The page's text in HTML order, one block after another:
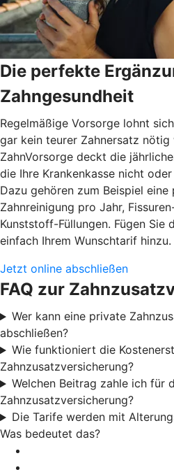
Die perfekte
Zahngesundheit
Regelmäßige Vorsorge lohnt
gar kein teurer Zahnersatz nötig
ZahnVorsorge deckt die
die Ihre Krankenkasse nicht
Dazu gehören zum Beispiel eine
Zahnreinigung pro Jahr,
Kunststoff-Füllungen. Fügen Sie
einfach Ihrem Wunschtarif hinzu.
Jetzt online abschließen
FAQ zur
Wer kann eine private
abschließen?
Wie funktioniert die
Zahnzusatzversicherung?
Welchen Beitrag zahle ich für
Zahnzusatzversicherung?
Die Tarife werden mit
Was bedeutet das?